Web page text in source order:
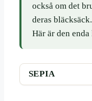
också om det
deras
Här är den
SEPIA